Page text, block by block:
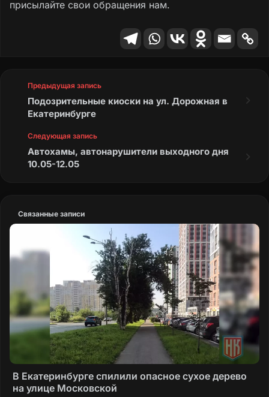
присылайте свои обращения нам.
Предыдущая запись
Подозрительные киоски на ул. Дорожная в
Екатеринбурге
Следующая запись
Автохамы, автонарушители выходного дня
10.05-12.05
Связанные записи
В Екатеринбурге спилили опасное сухое дерево
на улице Московской